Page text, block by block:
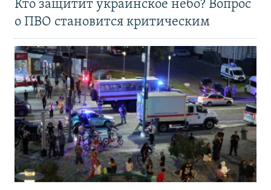
Кто защитит украинское небо? Вопрос
о ПВО становится критическим